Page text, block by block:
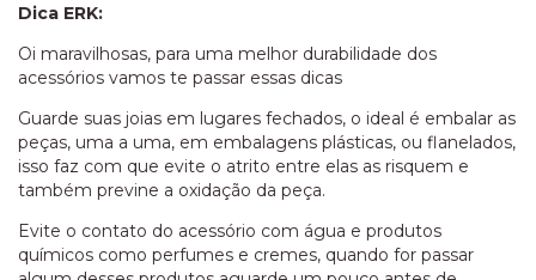
Dica ERK:
Oi maravilhosas, para uma melhor durabilidade dos
acessórios vamos te passar essas dicas
Guarde suas joias em lugares fechados, o ideal é embalar as
peças, uma a uma, em embalagens plásticas, ou flanelados,
isso faz com que evite o atrito entre elas as risquem e
também previne a oxidação da peça.
Evite o contato do acessório com água e produtos
químicos como perfumes e cremes, quando for passar